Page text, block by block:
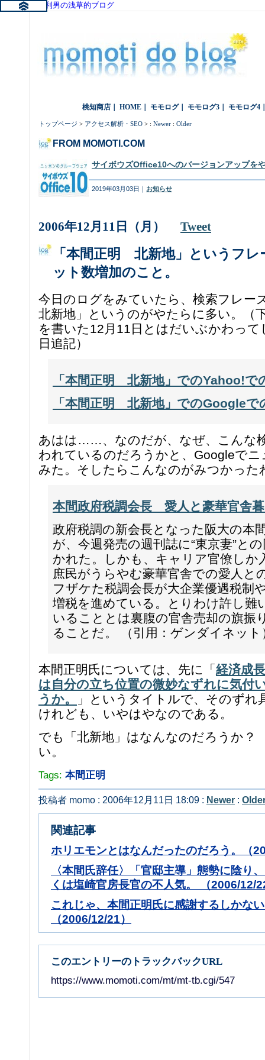
桃知利男の浅草的ブログ
桃知商店｜ HOME｜ モモログ｜ モモログ3｜ モモログ4
トップページ > アクセス解析・SEO > : Newer : Older
FROM MOMOTI.COM
サイボウズOffice10へのバージョンアップを
2019年03月03日｜ お知らせ
2006年12月11日（月） Tweet
「本間正明 北新地」というフレ
ット数増加のこと。
今日のログをみていたら、検索フレ
北新地」というのがやたらに多い。（
を書いた12月11日とはだいぶかわって
日追記）
「本間正明 北新地」でのYahoo!で
「本間正明 北新地」でのGoogleで
あはは……、なのだが、なぜ、こんな
われているのだろうかと、Googleで
みた。そしたらこんなのがみつかった
本間政府税調会長 愛人と豪華官舎
政府税調の新会長となった阪大の本
が、今週発売の週刊誌に“東京妻”と
かれた。しかも、キャリア官僚しか
庶民がうらやむ豪華官舎での愛人と
フザケた税調会長が大企業優遇税制
増税を進めている。とりわけ許し難
いることとは裏腹の官舎売却の旗振
ることだ。 （引用：ゲンダイネット
本間正明氏については、先に「 経済成
は自分の立ち位置の微妙なずれに気付
うか。
」というタイトルで、そのずれ
けれども、いやはやなのである。
でも「北新地」はなんなのだろうか
い。
Tags: 本間正明
投稿者 momo : 2006年12月11日 18:09 : Newer :
関連記事
ホリエモンとはなんだったのだろう。（
〈本間氏辞任〉「官邸主導」態勢に陰り
くは塩崎官房長官の不人気。 （2006/12/
これじゃ、本間正明氏に感謝するしかな
（2006/12/21）
このエントリーのトラックバックURL
https://www.momoti.com/mt/mt-tb.cgi/547